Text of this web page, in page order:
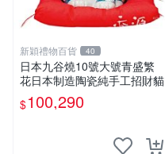
新穎禮物百貨 40
日本九谷燒10號大號青盛繁
花日本制造陶瓷純手工招財貓
$100,290